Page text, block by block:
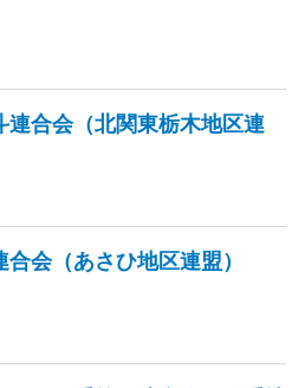
連合会（北関東栃木地区連
合会（あさひ地区連盟）